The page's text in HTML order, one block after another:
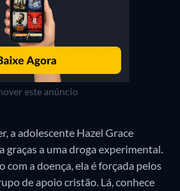
este anúncio
a adolescente Hazel Grace
graças a uma droga experimental.
com a doença, ela é forçada pelos
de apoio cristão. Lá, conhece